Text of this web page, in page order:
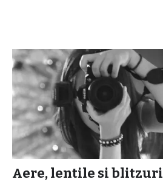
Aere, lentile si blitzuri